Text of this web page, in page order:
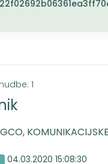
1
04.03.2020 15:08:30